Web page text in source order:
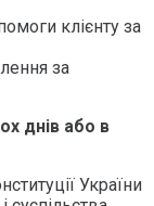
клієнту за
за
днів або в
України